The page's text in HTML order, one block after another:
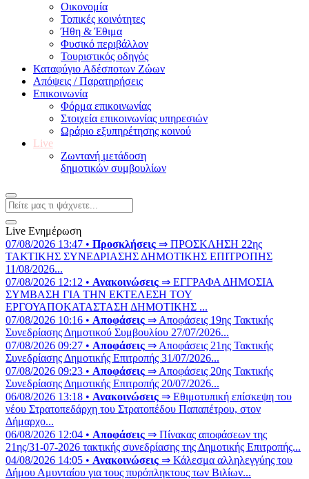
Οικονομία
Τοπικές κοινότητες
Ήθη & Έθιμα
Φυσικό περιβάλλον
Τουριστικός οδηγός
Καταφύγιο Αδέσποτων Ζώων
Απόψεις / Παρατηρήσεις
Επικοινωνία
Φόρμα επικοινωνίας
Στοιχεία επικοινωνίας υπηρεσιών
Ωράριο εξυπηρέτησης κοινού
Live
Ζωντανή μετάδοση
δημοτικών συμβουλίων
Live Ενημέρωση
07/08/2026 13:47 • Προσκλήσεις ⇒ ΠΡΟΣΚΛΗΣΗ 22ης
ΤΑΚΤΙΚΗΣ ΣΥΝΕΔΡΙΑΣΗΣ ΔΗΜΟΤΙΚΗΣ ΕΠΙΤΡΟΠΗΣ
11/08/2026...
07/08/2026 12:12 • Ανακοινώσεις ⇒ ΕΓΓΡΑΦΑ ΔΗΜΟΣΙΑ
ΣΥΜΒΑΣΗ ΓΙΑ ΤΗΝ ΕΚΤΕΛΕΣΗ ΤΟΥ
ΕΡΓΟΥΑΠΟΚΑΤΑΣΤΑΣΗ ΔΗΜΟΤΙΚΗΣ ...
07/08/2026 10:16 • Αποφάσεις ⇒ Αποφάσεις 19ης Τακτικής
Συνεδρίασης Δημοτικού Συμβουλίου 27/07/2026...
07/08/2026 09:27 • Αποφάσεις ⇒ Αποφάσεις 21ης Τακτικής
Συνεδρίασης Δημοτικής Επιτροπής 31/07/2026...
07/08/2026 09:23 • Αποφάσεις ⇒ Αποφάσεις 20ης Τακτικής
Συνεδρίασης Δημοτικής Επιτροπής 20/07/2026...
06/08/2026 13:18 • Ανακοινώσεις ⇒ Εθιμοτυπική επίσκεψη του
νέου Στρατοπεδάρχη του Στρατοπέδου Παπαπέτρου, στον
Δήμαρχο...
06/08/2026 12:04 • Αποφάσεις ⇒ Πίνακας αποφάσεων της
21ης/31-07-2026 τακτικής συνεδρίασης της Δημοτικής Επιτροπής...
04/08/2026 14:05 • Ανακοινώσεις ⇒ Κάλεσμα αλληλεγγύης του
Δήμου Αμυνταίου για τους πυρόπληκτους των Βιλίων...